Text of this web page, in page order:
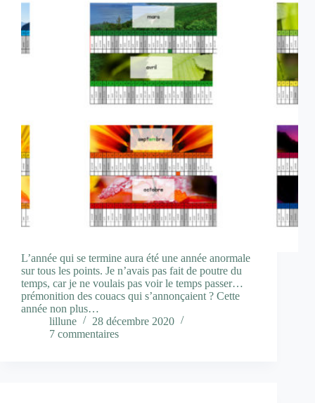
L’année qui se termine aura été une année anormale
sur tous les points. Je n’avais pas fait de poutre du
temps, car je ne voulais pas voir le temps passer…
prémonition des couacs qui s’annonçaient ? Cette
année non plus…
lillune
28 décembre 2020
7 commentaires